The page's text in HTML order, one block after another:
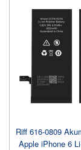
Riff 616-0809
Apple iPhone 6